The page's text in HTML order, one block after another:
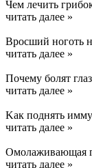
Чем лечить
читать далее »
Вросший ноготь
читать далее »
Почему болят
читать далее »
Kак поднять
читать далее »
Омолаживающая
читать далее »